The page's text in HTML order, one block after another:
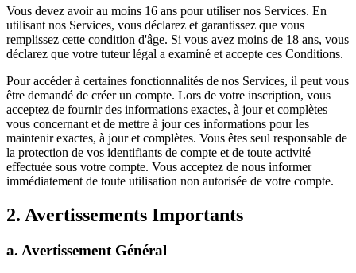
Vous devez avoir au moins 16 ans pour utiliser nos Services. En
utilisant nos Services, vous déclarez et garantissez que vous
remplissez cette condition d'âge. Si vous avez moins de 18 ans, vous
déclarez que votre tuteur légal a examiné et accepte ces Conditions.
Pour accéder à certaines fonctionnalités de nos Services, il peut vous
être demandé de créer un compte. Lors de votre inscription, vous
acceptez de fournir des informations exactes, à jour et complètes
vous concernant et de mettre à jour ces informations pour les
maintenir exactes, à jour et complètes. Vous êtes seul responsable de
la protection de vos identifiants de compte et de toute activité
effectuée sous votre compte. Vous acceptez de nous informer
immédiatement de toute utilisation non autorisée de votre compte.
2. Avertissements Importants
a. Avertissement Général